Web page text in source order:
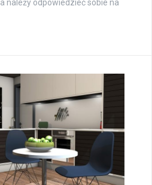
należy odpowiedzieć sobie na